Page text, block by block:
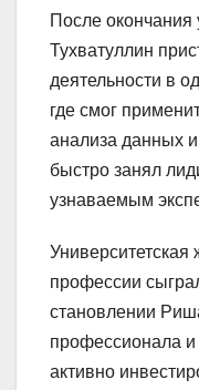
После окончания
Тухватуллин
деятельности в
где смог
анализа данных
быстро занял
узнаваемым
профессии
становлении
профессионала
активно